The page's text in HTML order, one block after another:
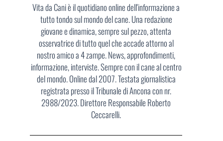
Vita da Cani è il quotidiano online dell'informazione a
tutto tondo sul mondo del cane. Una redazione
giovane e dinamica, sempre sul pezzo, attenta
osservatrice di tutto quel che accade attorno al
nostro amico a 4 zampe. News, approfondimenti,
informazione, interviste. Sempre con il cane al centro
del mondo. Online dal 2007. Testata giornalistica
registrata presso il Tribunale di Ancona con nr.
2988/2023. Direttore Responsabile Roberto
Ceccarelli.